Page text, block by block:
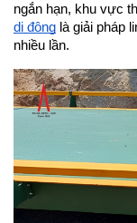
ngắn hạn, khu vực
di động là giải pháp
nhiều lần.